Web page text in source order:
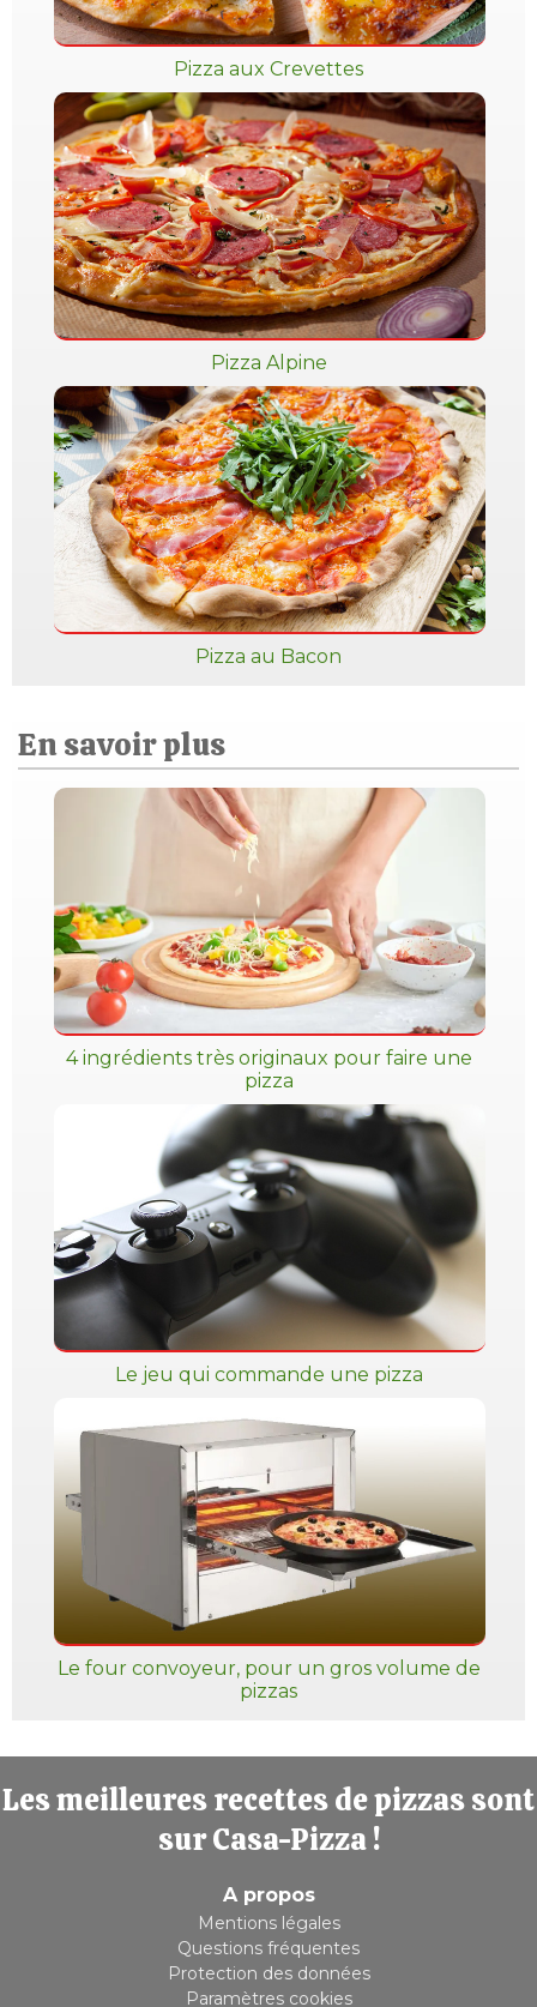
Pizza aux Crevettes
Pizza Alpine
Pizza au Bacon
En savoir plus
4 ingrédients très originaux pour faire une
pizza
Le jeu qui commande une pizza
Le four convoyeur, pour un gros volume de
pizzas
Les meilleures recettes de pizzas sont
sur Casa-Pizza !
A propos
Mentions légales
Questions fréquentes
Protection des données
Paramètres cookies